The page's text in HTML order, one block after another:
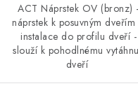
POKLADNIČKY NA ZÁMEK
SCHRÁNKY NA KLÍČE
TREZORY
ACT Náprstek OV (bronz) -
náprstek k posuvným
instalace do profilu dveří -
slouží k pohodlnému
dveří